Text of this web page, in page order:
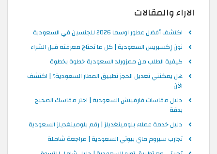
الاراء والمقالات
اكتشف أفضل عطور اوسما 2026 للجنسين في السعودية
نون إكسبريس السعودية | كل ما تحتاج معرفته قبل الشراء
كيفية الطلب من ممزورلد السعودية خطوة بخطوة
هل يمكنني تعديل الحجز تطبيق المطار السعودية؟ | اكتشف
الآن
دليل مقاسات فارفيتش السعودية | اختر مقاسك الصحيح
بدقة
دليل خدمة عملاء بلومينغديلز | رقم بلومينغديلز السعودية
تجارب سيروم ماي بيوتي السعودية | مراجعة شاملة